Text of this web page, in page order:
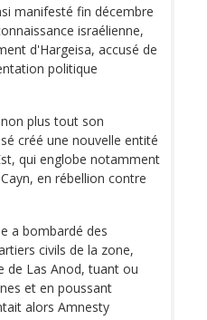
manifesté fin décembre
israélienne,
d'Hargeisa, accusé de
politique
plus tout son
créé une nouvelle entité
qui englobe notamment
en rébellion contre
a bombardé des
civils de la zone,
de Las Anod, tuant ou
et en poussant
alors Amnesty